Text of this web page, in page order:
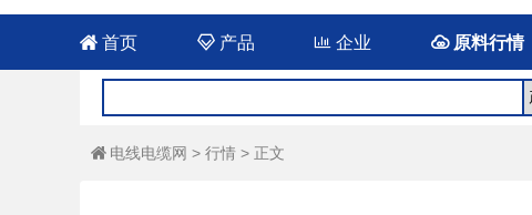
 首页 产品  企业 原料行情
 电线电缆网 > 行情 > 正文